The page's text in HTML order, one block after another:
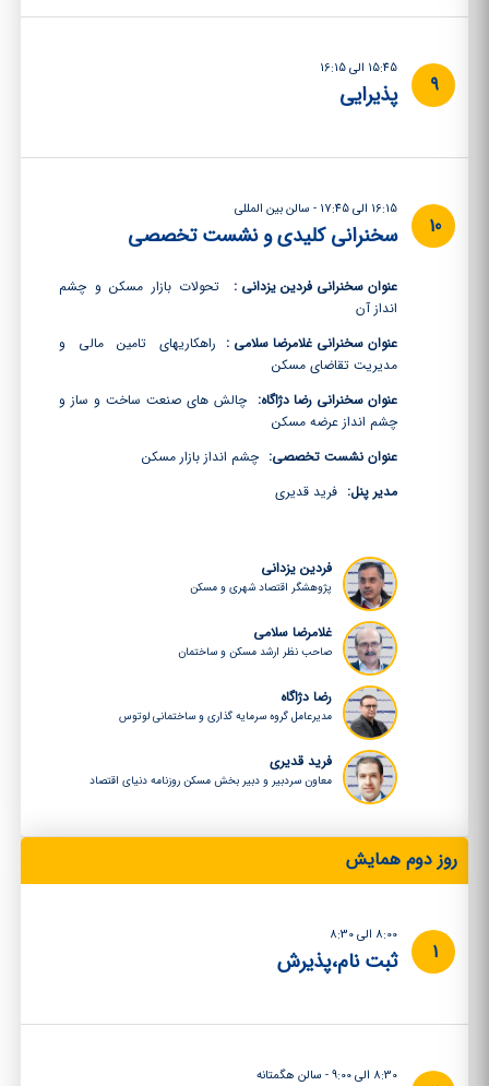
15:45 الی 16:15
پذیرایی 9
16:15 الی 17:45 - سالن بین المللی
سخنرانی کلیدی و نشست تخصصی
عنوان سخنرانی فردین یزدانی :
تحولات بازار مسکن و چشم
انداز آن
عنوان سخنرانی غلامرضا سلامی : راهکاریهای تامین مالی و
مدیریت تقاضای مسکن
عنوان سخنرانی رضا دژاگاه: چالش های صنعت ساخت و ساز و
چشم انداز عرضه مسکن
عنوان نشست تخصصی: چشم انداز بازار مسکن
مدیر پنل: فرید قدیری
فردین یزدانی
پژوهشگر اقتصاد شهری و مسکن
غلامرضا سلامی
صاحب نظر ارشد مسکن و ساختمان
رضا دژاگاه
مدیرعامل گروه سرمایه گذاری و ساختمانی لوتوس
فرید قدیری
معاون سردبیر و دبیر بخش مسکن روزنامه دنیای اقتصاد
10
روز دوم همایش
8:00 الی 8:30
ثبت نام،پذیرش 1
8:30 الی 9:00 - سالن هگمتانه